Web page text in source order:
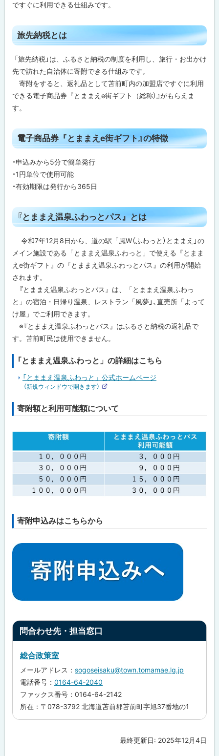
ですぐに利用できる仕組みです。
ト
ッ
プ
に
る
旅先納税とは
「旅先納税」は、ふるさと納税の制度を利用し、旅行・お出かけ
先で訪れた自治体に寄附できる仕組みです。
寄附をすると、返礼品として苫前町内の加盟店ですぐに利用
できる電子商品券『とままえe街ギフト（総称）』がもらえま
す。
ト
ッ
プ
に
戻
電子商品券『とままえe街ギフト』の特徴
・申込みから5分で簡単発行
・1円単位で使用可能
・有効期限は発行から365日
ト
ッ
に
戻
る
『とままえ温泉ふわっとパス』とは
令和7年12月8日から、道の駅「風W（ふわっと）とままえ」の
メイン施設である「とままえ温泉ふわっと」で使える『とまま
えe街ギフト』の『とままえ温泉ふわっとパス』の利用が開始
されます。
『とままえ温泉ふわっとパス』は、「とままえ温泉ふわっ
と」の宿泊・日帰り温泉、レストラン「風夢」、直売所「よって
け屋」でご利用できます。
※『とままえ温泉ふわっとパス』はふるさと納税の返礼品で
す。苫前町民は使用できません。
「とままえ温泉ふわっと」の詳細はこちら
「とままえ温泉ふわっと」公式ホームページ
（新規ウィンドウで開きます）
サ
イ
寄附額と利用可能額について
寄附申込みはこちらから
ト
問合わせ先・担当窓口
総合政策室
メールアドレス： sogoseisaku@town.tomamae.lg.jp
電話番号： 0164-64-2040
ファックス番号：0164-64-2142
所在：〒078-3792 北海道苫前郡苫前町字旭37番地の1
最終更新日: 2025年12月4日